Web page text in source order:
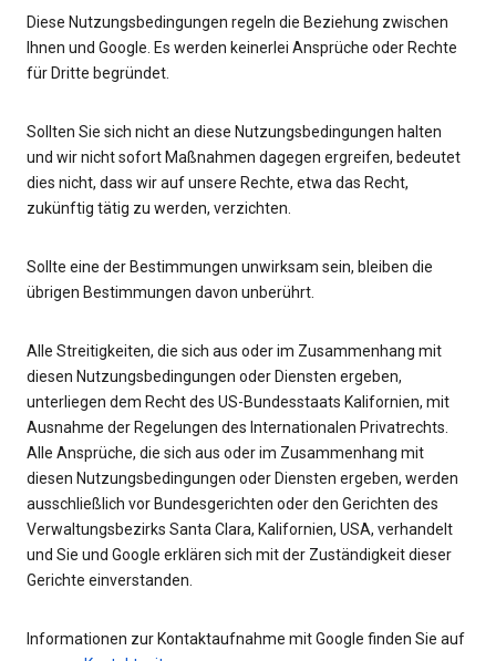
Diese Nutzungsbedingungen regeln die Beziehung zwischen
Ihnen und Google. Es werden keinerlei Ansprüche oder Rechte
für Dritte begründet.
Sollten Sie sich nicht an diese Nutzungsbedingungen halten
und wir nicht sofort Maßnahmen dagegen ergreifen, bedeutet
dies nicht, dass wir auf unsere Rechte, etwa das Recht,
zukünftig tätig zu werden, verzichten.
Sollte eine der Bestimmungen unwirksam sein, bleiben die
übrigen Bestimmungen davon unberührt.
Alle Streitigkeiten, die sich aus oder im Zusammenhang mit
diesen Nutzungsbedingungen oder Diensten ergeben,
unterliegen dem Recht des US-Bundesstaats Kalifornien, mit
Ausnahme der Regelungen des Internationalen Privatrechts.
Alle Ansprüche, die sich aus oder im Zusammenhang mit
diesen Nutzungsbedingungen oder Diensten ergeben, werden
ausschließlich vor Bundesgerichten oder den Gerichten des
Verwaltungsbezirks Santa Clara, Kalifornien, USA, verhandelt
und Sie und Google erklären sich mit der Zuständigkeit dieser
Gerichte einverstanden.
Informationen zur Kontaktaufnahme mit Google finden Sie auf